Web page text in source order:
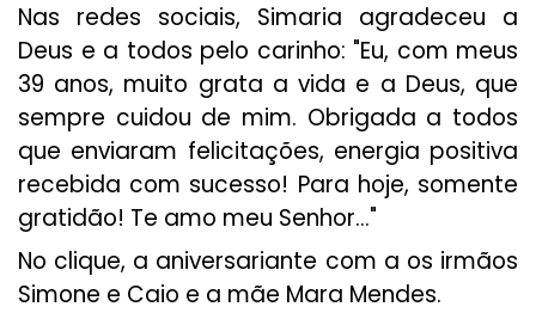
Nas redes sociais, Simaria agradeceu a
Deus e a todos pelo carinho: "Eu, com meus
39 anos, muito grata a vida e a Deus, que
sempre cuidou de mim. Obrigada a todos
que enviaram felicitações, energia positiva
recebida com sucesso! Para hoje, somente
gratidão! Te amo meu Senhor..."
No clique, a aniversariante com a os irmãos
Simone e Caio e a mãe Mara Mendes.